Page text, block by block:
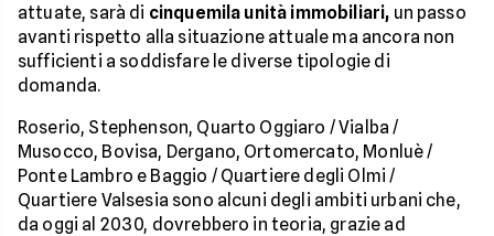
attuate, sarà di cinquemila unità immobiliari, un passo
avanti rispetto alla situazione attuale ma ancora non
sufficienti a soddisfare le diverse tipologie di
domanda.
Roserio, Stephenson, Quarto Oggiaro / Vialba /
Musocco, Bovisa, Dergano, Ortomercato, Monluè /
Ponte Lambro e Baggio / Quartiere degli Olmi /
Quartiere Valsesia sono alcuni degli ambiti urbani che,
da oggi al 2030, dovrebbero in teoria, grazie ad